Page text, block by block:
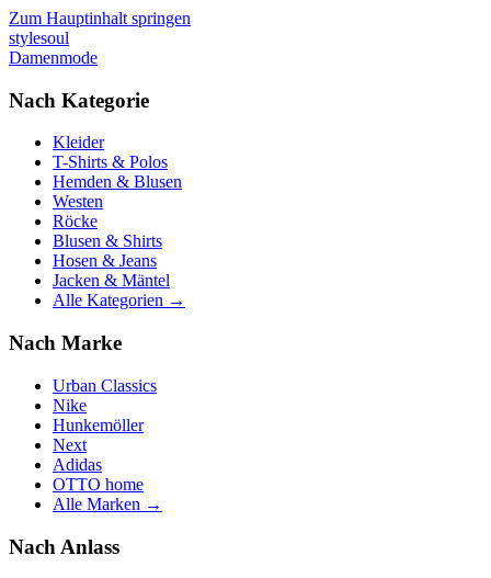
Zum Hauptinhalt springen
stylesoul
Damenmode
Nach Kategorie
Kleider
T-Shirts & Polos
Hemden & Blusen
Westen
Röcke
Blusen & Shirts
Hosen & Jeans
Jacken & Mäntel
Alle Kategorien →
Nach Marke
Urban Classics
Nike
Hunkemöller
Next
Adidas
OTTO home
Alle Marken →
Nach Anlass